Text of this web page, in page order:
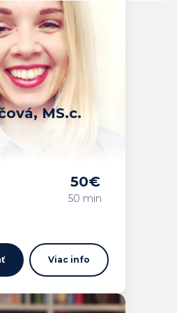
MS.c.
50€
50 min
Viac info